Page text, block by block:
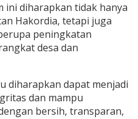
ini diharapkan tidak hanya
Hakordia, tetapi juga
peningkatan
desa dan
diharapkan dapat menjadi
dan mampu
bersih, transparan,